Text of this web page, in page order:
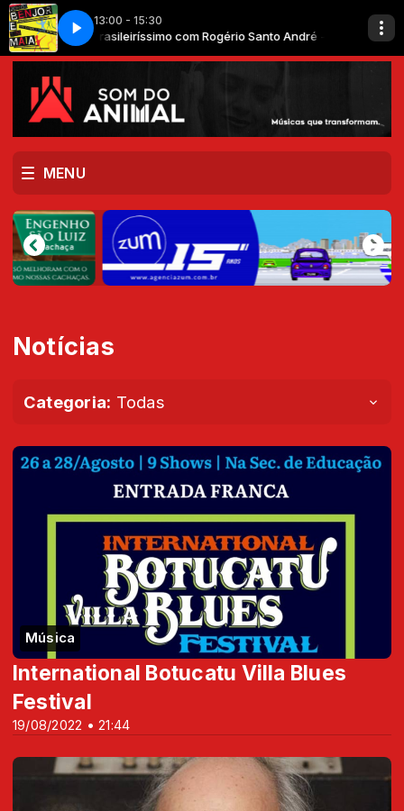
13:00 - 15:30
AnimalBrasileiríssimo com Rogério Santo André - Animal
Réu Confesso - Tim Maia
AnimalMúsica Gringa com Rogério Santo André - Animal
MENU
Notícias
Categoria: Todas
Música
19/08/2022 • 21:44
International Botucatu Villa Blues
Festival